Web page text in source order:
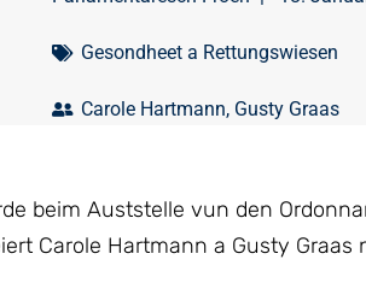
Gesondheet a Rettungswiesen
Carole Hartmann, Gusty Graas
beim Auststelle vun den
Carole Hartmann a Gusty